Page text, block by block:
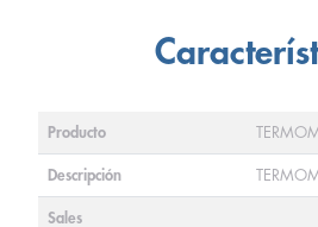
Producto
Descripción
Sales